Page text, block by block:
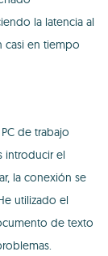
la latencia al
casi en tiempo
de trabajo
introducir el
la conexión se
utilizado el
de texto